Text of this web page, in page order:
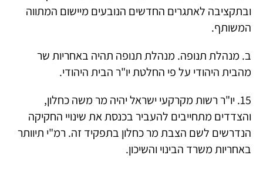
ובתקציבה לאתגרים החדשים הנובעים מיישום המתווה
המשותף.
ב. מנהלת תנופה. מנהלת תנופה תהיה באחריות שר
מהבית היהודי על פי החלטת יו"ר הבית היהודי.
15. יו"ר רשות מקרקעי ישראל יהיה מר משה כחלון,
והצדדים מתחייבים להעביר בכנסת את שינויי החקיקה
הנדרשים לשם הצבת מר כחלון בתפקיד זה. רמ"י תיוותר
באחריות משרד הבינוי והשיכון.